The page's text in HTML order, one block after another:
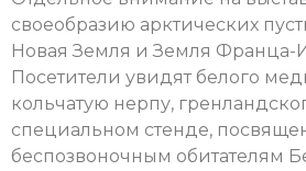
своеобразию арктических
Новая Земля и Земля Франца-
Посетители увидят белого
кольчатую нерпу,
специальном стенде,
беспозвоночным обитателям